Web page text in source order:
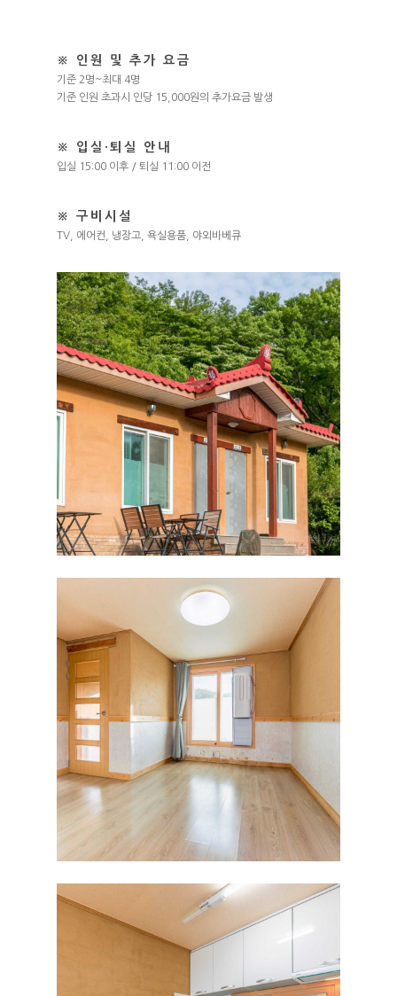
※ 인원 및 추가 요금
기준 2명~최대 4명
기준 인원 초과시 인당 15,000원의 추가요금 발생
※ 입실·퇴실 안내
입실 15:00 이후 / 퇴실 11:00 이전
※ 구비시설
TV, 에어컨, 냉장고, 욕실용품, 야외바베큐
HOME
ABOUT
인사말
오페라글램핑
럭셔리오페라글램핑
힐링글램핑
황토힐링펜션
오토캠핑
FACILITY
RESERVATION
예약안내
실시간예약
TRAVEL